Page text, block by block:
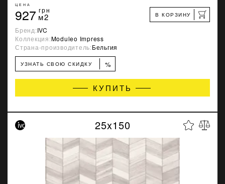
ЦЕНА
927 грн
м2 В КОРЗИНУ
Бренд:IVC
Коллекция:Moduleo Impress
Страна-производитель:Бельгия
УЗНАТЬ СВОЮ СКИДКУ %
КУПИТЬ
25x150